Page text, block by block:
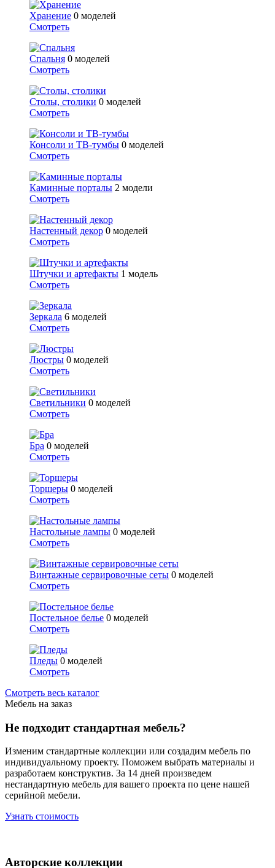
Хранение 0 моделей
Смотреть
Спальня 0 моделей
Смотреть
Столы, столики 0 моделей
Смотреть
Консоли и ТВ-тумбы 0 моделей
Смотреть
Каминные порталы 2 модели
Смотреть
Настенный декор 0 моделей
Смотреть
Штучки и артефакты 1 модель
Смотреть
Зеркала 6 моделей
Смотреть
Люстры 0 моделей
Смотреть
Светильники 0 моделей
Смотреть
Бра 0 моделей
Смотреть
Торшеры 0 моделей
Смотреть
Настольные лампы 0 моделей
Смотреть
Винтажные сервировочные сеты 0 моделей
Смотреть
Постельное белье 0 моделей
Смотреть
Пледы 0 моделей
Смотреть
Смотреть весь каталог
Мебель на заказ
Не подходит стандартная мебель?
Изменим стандартные коллекции или создадим мебель по
индивидуальному проекту. Поможем выбрать материалы и
разработаем конструктив. За 14 дней произведем
нестандартную мебель для вашего проекта по цене нашей
серийной мебели.
Узнать стоимость
Авторские коллекции